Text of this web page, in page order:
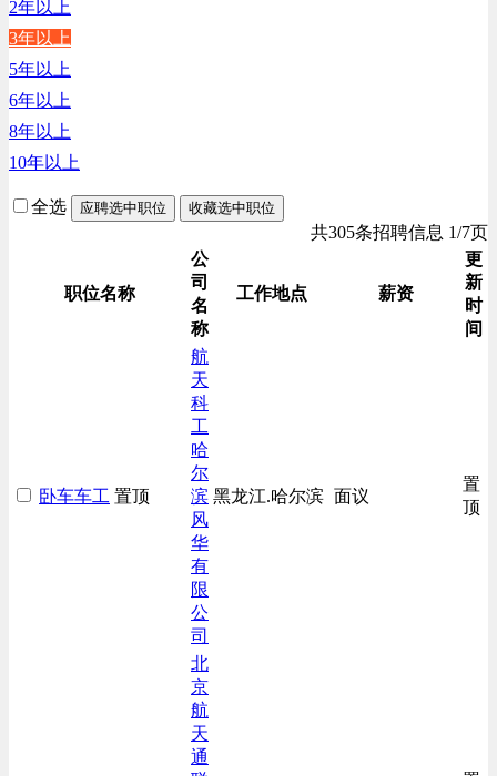
程序/语言开发类
行政/后勤/文秘类
销售类
人力资源类
互联网/电子商务/游戏类
通信/移动互联网/手机类
技工/维修类
生产/加工/认证类
2年以上
3年以上
5年以上
6年以上
8年以上
10年以上
全选 应聘选中职位 收藏选中职位
共305条招聘信息 1/7页
职位名称
公
司
名
称
工作地点 薪资
更
新
时
间
卧车车工 置顶
航
天
科
工
哈
尔
滨
风
华
有
限
公
司
黑龙江.哈尔滨 面议
置
顶
北
京
航
天
通